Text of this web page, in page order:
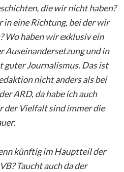
die wir nicht haben?
in eine Richtung, bei der wir
Wo haben wir exklusiv ein
Auseinandersetzung und in
guter Journalismus. Das ist
nicht anders als bei
ARD, da habe ich auch
der Vielfalt sind immer die
künftig im Hauptteil der
Taucht auch da der